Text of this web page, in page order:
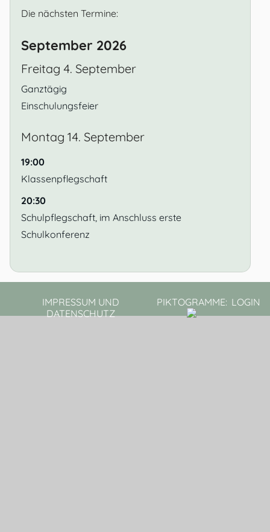
Die nächsten Termine:
September 2026
Freitag 4. September
Ganztägig
Einschulungsfeier
Montag 14. September
19:00
Klassenpflegschaft
20:30
Schulpflegschaft, im Anschluss erste
Schulkonferenz
IMPRESSUM UND
DATENSCHUTZ
PIKTOGRAMME: LOGIN